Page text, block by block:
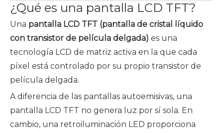
¿Qué es una pantalla LCD TFT?
Una pantalla LCD TFT (pantalla de cristal líquido
con transistor de película delgada) es una
tecnología LCD de matriz activa en la que cada
píxel está controlado por su propio transistor de
película delgada.
A diferencia de las pantallas autoemisivas, una
pantalla LCD TFT no genera luz por sí sola. En
cambio, una retroiluminación LED proporciona